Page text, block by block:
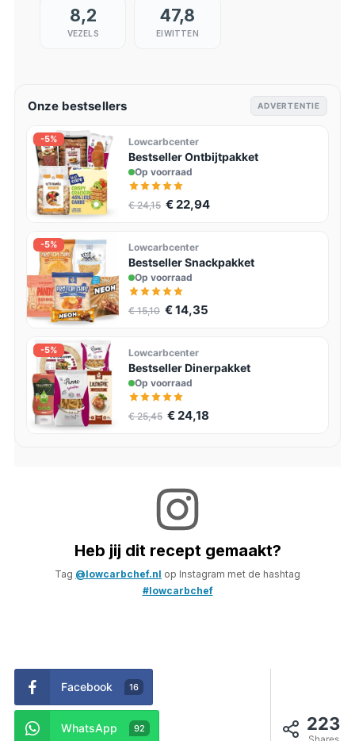
8,2
VEZELS
47,8
EIWITTEN
Onze bestsellers ADVERTENTIE
-5% Lowcarbcenter
Bestseller Ontbijtpakket
Op voorraad
€ 24,15 € 22,94
-5% Lowcarbcenter
Bestseller Snackpakket
Op voorraad
€ 15,10 € 14,35
-5% Lowcarbcenter
Bestseller Dinerpakket
Op voorraad
€ 25,45 € 24,18
Heb jij dit recept gemaakt?
Tag @lowcarbchef.nl op Instagram met de hashtag
#lowcarbchef
223
Facebook 16
WhatsApp 92